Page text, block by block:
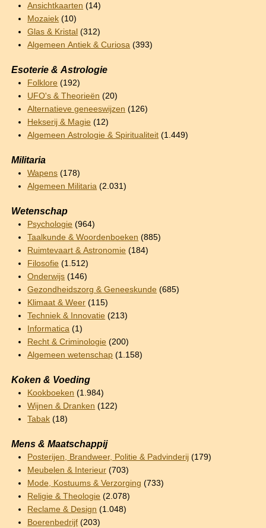
Ansichtkaarten (14)
Mozaiek (10)
Glas & Kristal (312)
Algemeen Antiek & Curiosa (393)
Esoterie & Astrologie
Folklore (192)
UFO's & Theorieën (20)
Alternatieve geneeswijzen (126)
Hekserij & Magie (12)
Algemeen Astrologie & Spiritualiteit (1.449)
Militaria
Wapens (178)
Algemeen Militaria (2.031)
Wetenschap
Psychologie (964)
Taalkunde & Woordenboeken (885)
Ruimtevaart & Astronomie (184)
Filosofie (1.512)
Onderwijs (146)
Gezondheidszorg & Geneeskunde (685)
Klimaat & Weer (115)
Techniek & Innovatie (213)
Informatica (1)
Recht & Criminologie (200)
Algemeen wetenschap (1.158)
Koken & Voeding
Kookboeken (1.984)
Wijnen & Dranken (122)
Tabak (18)
Mens & Maatschappij
Posterijen, Brandweer, Politie & Padvinderij (179)
Meubelen & Interieur (703)
Mode, Kostuums & Verzorging (733)
Religie & Theologie (2.078)
Reclame & Design (1.048)
Boerenbedrijf (203)